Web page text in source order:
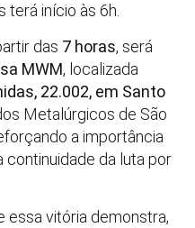
terá início às 6h.
das 7 horas, será
MWM, localizada
22.002, em Santo
Metalúrgicos de São
a importância
continuidade da luta por
essa vitória demonstra,